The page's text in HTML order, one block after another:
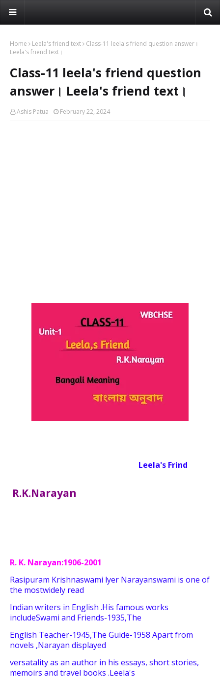
Home Leela's friend text
Class-11 leela's friend question answer।
Leela's friend text।
Class-11 leela's friend question
answer। Leela's friend text।
Ashis Patua February 22, 2024
Leela's Frind
R.K.Narayan
R. K. Narayan:1906-2001
Rasipuram Krishnaswami lyer Narayanswami is one of
the mostwidely read
Indian writers in English .His famous works
includeSwami and Friends-1935,The
English Teacher-1945,The Guide-1958 Apartfrom
novels ,Narayan displayed
versatality as an author in his essays, short stories,
memoirs and travel books .Leela's